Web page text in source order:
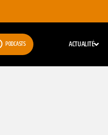
PODCASTS ACTUALITÉ